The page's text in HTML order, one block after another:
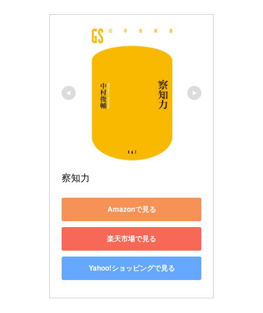
察知力
Amazonで見る
楽天市場で見る
Yahoo!ショッピングで見る